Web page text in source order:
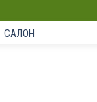
САЛОН